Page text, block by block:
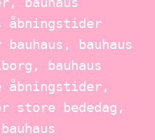
åbningstider
bauhaus
bauhaus
åbningstider,
store bededag,